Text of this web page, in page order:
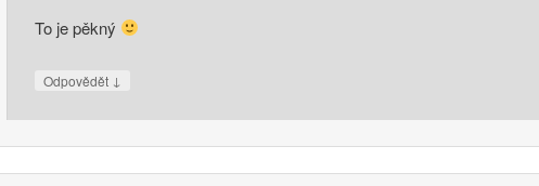
To je pěkný
Odpovědět ↓